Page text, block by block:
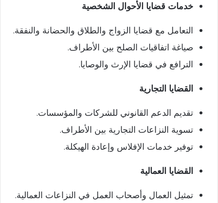
خدمات قضايا الأحوال الشخصية
التعامل مع قضايا الزواج والطلاق والحضانة والنفقة.
صياغة اتفاقيات الصلح بين الأطراف.
الترافع في قضايا الإرث والوصايا.
القضايا التجارية
تقديم الدعم القانوني للشركات والمؤسسات.
تسوية النزاعات التجارية بين الأطراف.
توفير خدمات الإفلاس وإعادة الهيكلة.
القضايا العمالية
تمثيل العمال وأصحاب العمل في النزاعات العمالية.